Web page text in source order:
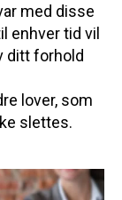
med disse
enhver tid vil
ditt forhold
lover, som
slettes.